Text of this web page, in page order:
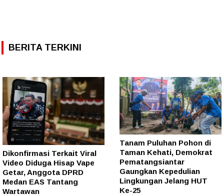
BERITA TERKINI
Dikonfirmasi Terkait Viral
Video Diduga Hisap Vape
Getar, Anggota DPRD
Medan EAS Tantang
Wartawan
Tanam Puluhan Pohon di
Taman Kehati, Demokrat
Pematangsiantar
Gaungkan Kepedulian
Lingkungan Jelang HUT
Ke-25